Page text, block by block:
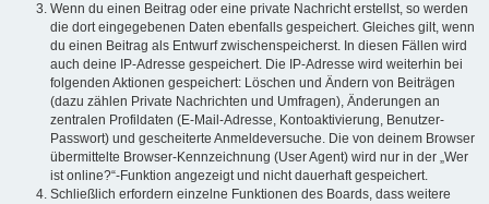
Wenn du einen Beitrag oder eine private Nachricht erstellst, so werden
die dort eingegebenen Daten ebenfalls gespeichert. Gleiches gilt, wenn
du einen Beitrag als Entwurf zwischenspeicherst. In diesen Fällen wird
auch deine IP-Adresse gespeichert. Die IP-Adresse wird weiterhin bei
folgenden Aktionen gespeichert: Löschen und Ändern von Beiträgen
(dazu zählen Private Nachrichten und Umfragen), Änderungen an
zentralen Profildaten (E-Mail-Adresse, Kontoaktivierung, Benutzer-
Passwort) und gescheiterte Anmeldeversuche. Die von deinem Browser
übermittelte Browser-Kennzeichnung (User Agent) wird nur in der „Wer
ist online?“-Funktion angezeigt und nicht dauerhaft gespeichert.
Schließlich erfordern einzelne Funktionen des Boards, dass weitere